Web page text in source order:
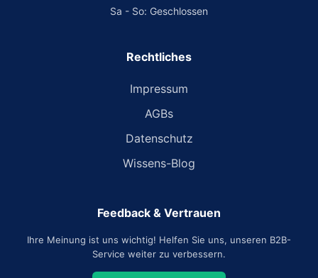
Sa - So: Geschlossen
Rechtliches
Impressum
AGBs
Datenschutz
Wissens-Blog
Feedback & Vertrauen
Ihre Meinung ist uns wichtig! Helfen Sie uns, unseren B2B-
Service weiter zu verbessern.